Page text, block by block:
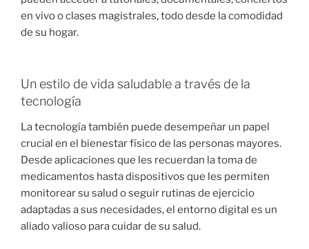
en vivo o clases magistrales, todo desde la comodidad
de su hogar.
Un estilo de vida saludable a través de la
tecnología
La tecnología también puede desempeñar un papel
crucial en el bienestar físico de las personas mayores.
Desde aplicaciones que les recuerdan la toma de
medicamentos hasta dispositivos que les permiten
monitorear su salud o seguir rutinas de ejercicio
adaptadas a sus necesidades, el entorno digital es un
aliado valioso para cuidar de su salud.